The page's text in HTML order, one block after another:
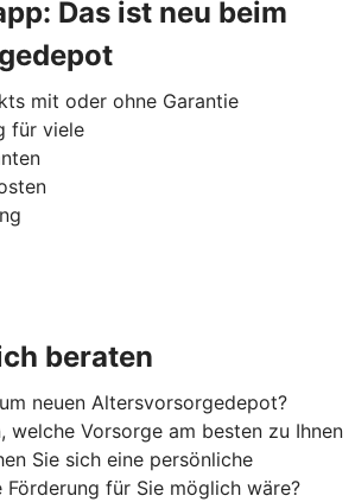
Das ist neu beim
mit oder ohne Garantie
für viele
beraten
neuen Altersvorsorgedepot?
welche Vorsorge am besten zu Ihnen
Sie sich eine persönliche
Förderung für Sie möglich wäre?